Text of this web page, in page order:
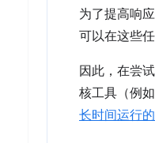
为了提高响
可以在这些
因此，在尝
核工具（例
长时间运行